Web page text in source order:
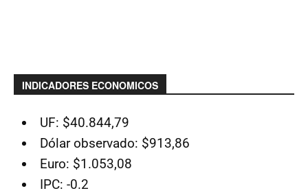
INDICADORES ECONOMICOS
UF: $40.844,79
Dólar observado: $913,86
Euro: $1.053,08
IPC: -0.2